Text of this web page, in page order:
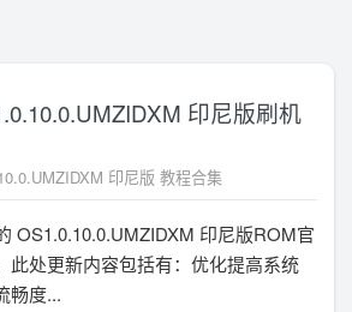
印尼版刷机
印尼版 教程合集
OS1.0.10.0.UMZIDXM 印尼版ROM官
此处更新内容包括有：优化提高系统
畅度...